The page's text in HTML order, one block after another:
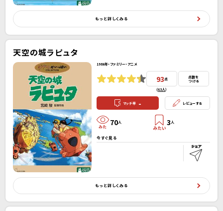
もっと詳しくみる
天空の城ラピュタ
1986年・ファミリー・アニメ
93 点
(63人）
点数を
つける
マッチ率 - レビューする
70人 3人
今すぐ見る
もっと詳しくみる